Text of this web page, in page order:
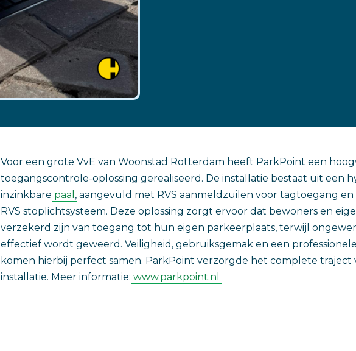
Voor een grote VvE van Woonstad Rotterdam heeft ParkPoint een
toegangscontrole-oplossing gerealiseerd. De installatie bestaat uit een
inzinkbare paal , aangevuld met RVS aanmeldzuilen voor tagtoegang
RVS stoplichtsysteem. Deze oplossing zorgt ervoor dat bewoners en
verzekerd zijn van toegang tot hun eigen parkeerplaats, terwijl
effectief wordt geweerd. Veiligheid, gebruiksgemak en een
komen hierbij perfect samen. ParkPoint verzorgde het complete traject
installatie. Meer informatie: www.parkpoint.nl